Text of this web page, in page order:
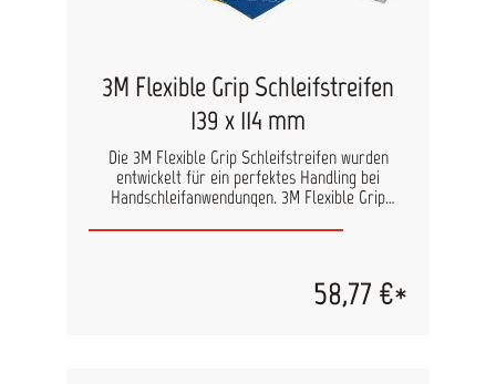
3M Flexible Grip Schleifstreifen
139 x 114 mm
Die 3M Flexible Grip Schleifstreifen wurden
entwickelt für ein perfektes Handling bei
Handschleifanwendungen. 3M Flexible Grip
Abtrags- und Finishing-Leistung mit hoher
erstklassigem Griff. Der Anwender kann das
Produkt ohne Zubehör in feuchten, staubigen
58,77 €*